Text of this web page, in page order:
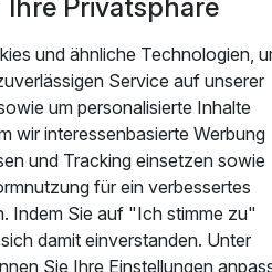
entsprochen.
Privatsphäre
und ähnliche Technologien,
Service auf unserer
um personalisierte Inhalte
wir interessenbasierte Werbung
und Tracking einsetzen sowie
für ein verbessertes
Indem Sie auf "Ich stimme zu"
damit einverstanden. Unter
Sie Ihre Einstellungen